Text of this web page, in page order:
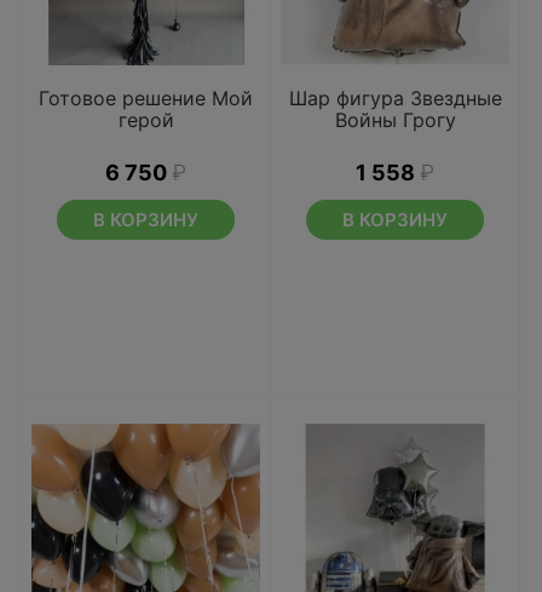
Готовое решение Мой
герой
6 750 ₽
В КОРЗИНУ
Шар фигура Звездные
Войны Грогу
1 558 ₽
В КОРЗИНУ